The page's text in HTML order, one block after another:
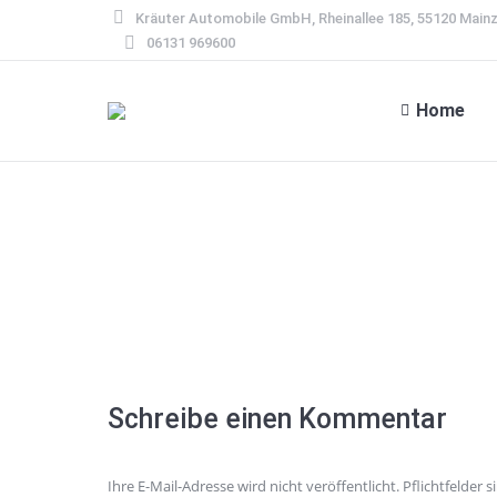
Kräuter Automobile GmbH, Rheinallee 185, 55120 Mainz
06131 969600
Home
Schreibe einen Kommentar
Ihre E-Mail-Adresse wird nicht veröffentlicht. Pflichtfelder